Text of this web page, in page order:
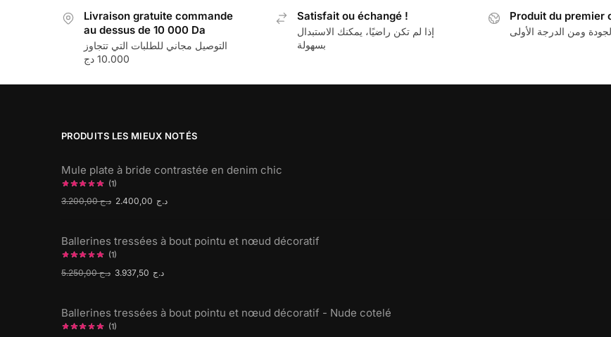
Livraison gratuite commande
au dessus de 10 000 Da
التوصيل مجاني للطلبات التي تتجاوز
10.000 دج
Satisfait ou échangé !
إذا لم تكن راضيًا، يمكنك الاستبدال
بسهولة
Produit du premier
ومن الدرجة الأولى
PRODUITS LES MIEUX NOTÉS
Mule plate à bride contrastée en denim chic
(1)
د.ج3.200,00 د.ج
Ballerines tressées à bout pointu et nœud décoratif
(1)
د.ج5.250,00 د.ج
Ballerines tressées à bout pointu et nœud décoratif - Nude cotelé
(1)